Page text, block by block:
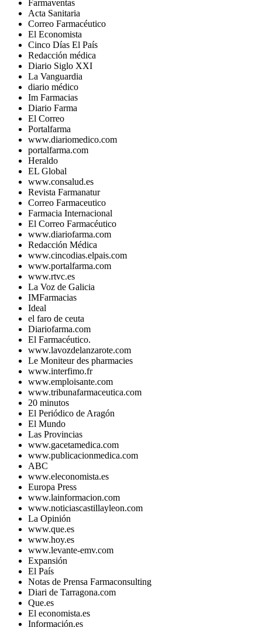
Farmaventas
Acta Sanitaria
Correo Farmacéutico
El Economista
Cinco Días El País
Redacción médica
Diario Siglo XXI
La Vanguardia
diario médico
Im Farmacias
Diario Farma
El Correo
Portalfarma
www.diariomedico.com
portalfarma.com
Heraldo
EL Global
www.consalud.es
Revista Farmanatur
Correo Farmaceutico
Farmacia Internacional
El Correo Farmacéutico
www.diariofarma.com
Redacción Médica
www.cincodias.elpais.com
www.portalfarma.com
www.rtvc.es
La Voz de Galicia
IMFarmacias
Ideal
el faro de ceuta
Diariofarma.com
El Farmacéutico.
www.lavozdelanzarote.com
Le Moniteur des pharmacies
www.interfimo.fr
www.emploisante.com
www.tribunafarmaceutica.com
20 minutos
El Periódico de Aragón
El Mundo
Las Provincias
www.gacetamedica.com
www.publicacionmedica.com
ABC
www.eleconomista.es
Europa Press
www.lainformacion.com
www.noticiascastillayleon.com
La Opinión
www.que.es
www.hoy.es
www.levante-emv.com
Expansión
El País
Notas de Prensa Farmaconsulting
Diari de Tarragona.com
Que.es
El economista.es
Información.es